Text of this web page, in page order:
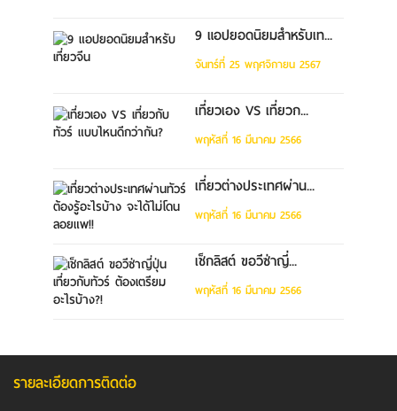
9 แอปยอดนิยมสำหรับเท...
จันทร์ที่ 25 พฤศจิกายน 2567
เที่ยวเอง VS เที่ยวก...
พฤหัสที่ 16 มีนาคม 2566
เที่ยวต่างประเทศผ่าน...
พฤหัสที่ 16 มีนาคม 2566
เช็กลิสต์ ขอวีซ่าญี่...
พฤหัสที่ 16 มีนาคม 2566
รายละเอียดการติดต่อ